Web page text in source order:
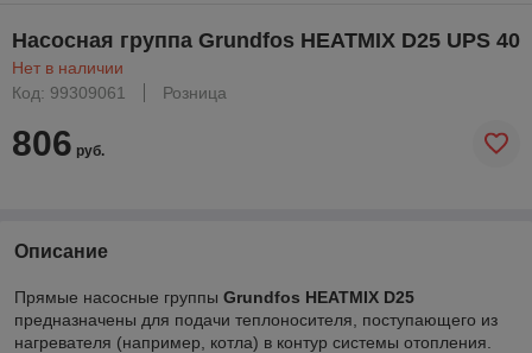
Насосная группа Grundfos HEATMIX D25 UPS 40
Нет в наличии
Код: 99309061
Розница
806 руб.
Описание
Прямые насосные группы Grundfos HEATMIX D25
предназначены для подачи теплоносителя, поступающего из
нагревателя (например, котла) в контур системы отопления.